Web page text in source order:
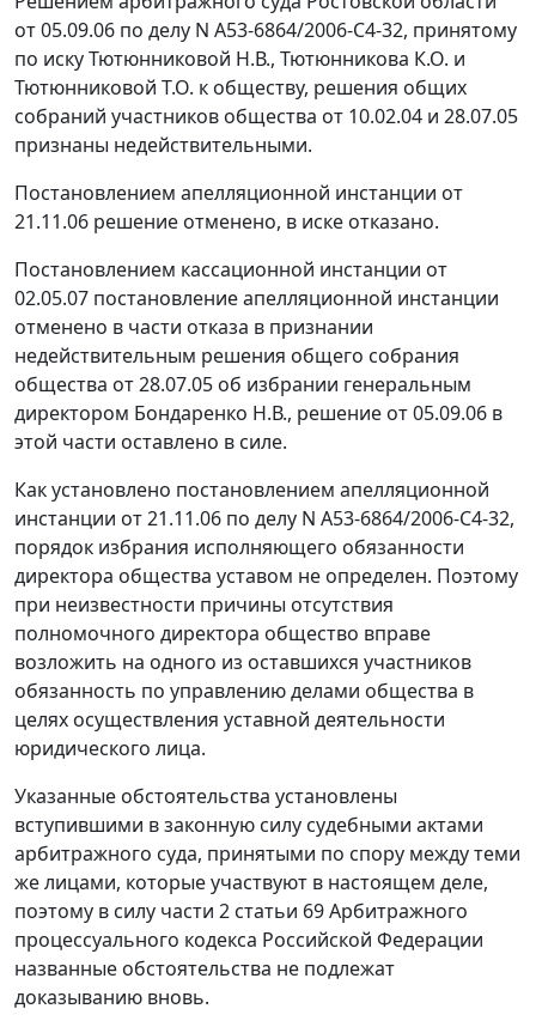
от 05.09.06 по делу N А53-6864/2006-С4-32, принятому
по иску Тютюнниковой Н.В., Тютюнникова К.О. и
Тютюнниковой Т.О. к обществу, решения общих
собраний участников общества от 10.02.04 и 28.07.05
признаны недействительными.
Постановлением апелляционной инстанции от
21.11.06 решение отменено, в иске отказано.
Постановлением кассационной инстанции от
02.05.07 постановление апелляционной инстанции
отменено в части отказа в признании
недействительным решения общего собрания
общества от 28.07.05 об избрании генеральным
директором Бондаренко Н.В., решение от 05.09.06 в
этой части оставлено в силе.
Как установлено постановлением апелляционной
инстанции от 21.11.06 по делу N А53-6864/2006-С4-32,
порядок избрания исполняющего обязанности
директора общества уставом не определен. Поэтому
при неизвестности причины отсутствия
полномочного директора общество вправе
возложить на одного из оставшихся участников
обязанность по управлению делами общества в
целях осуществления уставной деятельности
юридического лица.
Указанные обстоятельства установлены
вступившими в законную силу судебными актами
арбитражного суда, принятыми по спору между теми
же лицами, которые участвуют в настоящем деле,
поэтому в силу части 2 статьи 69Арбитражного
процессуального кодекса Российской Федерации
названные обстоятельства не подлежат
доказыванию вновь.